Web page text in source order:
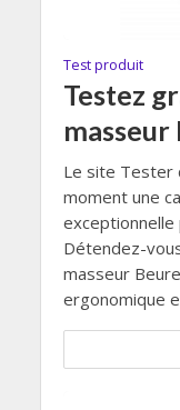
Test produit
Testez
Le site Tester
moment une
exceptionnelle
Détendez-
masseur
ergonomique